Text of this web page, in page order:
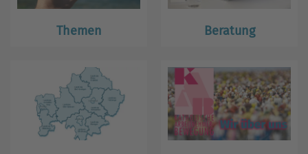
Themen Beratung